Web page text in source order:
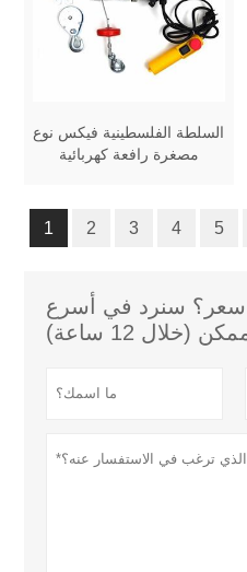
السلطة الفلسطينية فيكس نوع
مصغرة رافعة كهربائية
1 2 3 4 5
سعر؟ سنرد في أسرع
(خلال 12 ساعة)